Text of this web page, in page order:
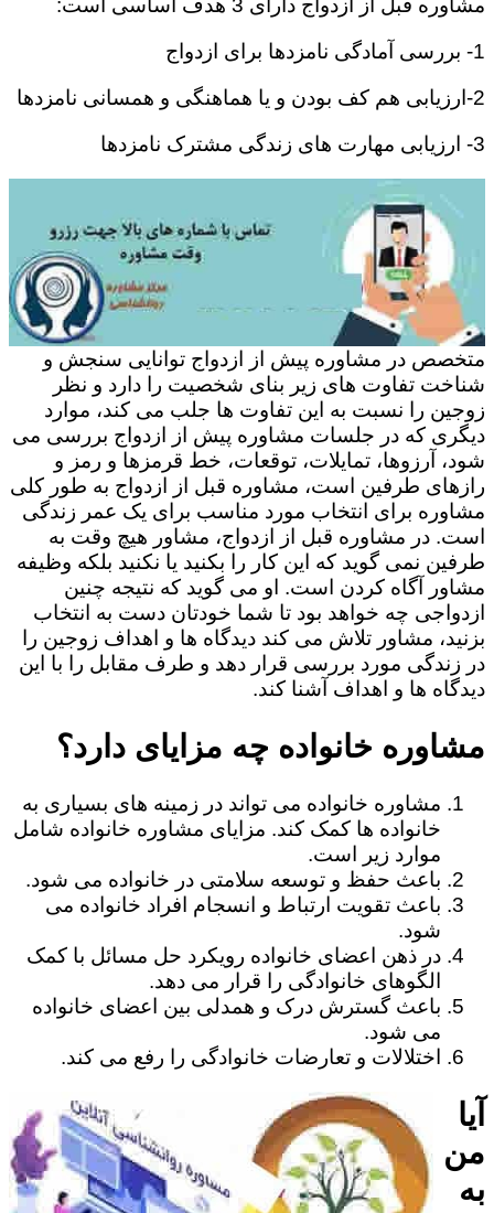
مشاوره قبل از ازدواج دارای 3 هدف اساسی است:
1- بررسی آمادگی نامزدها برای ازدواج
2-ارزیابی هم کف بودن و یا هماهنگی و همسانی نامزدها
3- ارزیابی مهارت های زندگی مشترک نامزدها
متخصص در مشاوره پیش از ازدواج توانایی سنجش و
شناخت تفاوت های زیر بنای شخصیت را دارد و نظر
زوجین را نسبت به این تفاوت ها جلب می کند، موارد
دیگری که در جلسات مشاوره پیش از ازدواج بررسی می
شود، آرزوها، تمایلات، توقعات، خط قرمزها و رمز و
رازهای طرفین است، مشاوره قبل از ازدواج به طور کلی
مشاوره برای انتخاب مورد مناسب برای یک عمر زندگی
است. در مشاوره قبل از ازدواج، مشاور هیچ وقت به
طرفین نمی گوید که این کار را بکنید یا نکنید بلکه وظیفه
مشاور آگاه کردن است. او می گوید که نتیجه چنین
ازدواجی چه خواهد بود تا شما خودتان دست به انتخاب
بزنید، مشاور تلاش می کند دیدگاه ها و اهداف زوجین را
در زندگی مورد بررسی قرار دهد و طرف مقابل را با این
دیدگاه ها و اهداف آشنا کند.
مشاوره خانواده چه مزایای دارد؟
مشاوره خانواده می تواند در زمینه های بسیاری به
خانواده ها کمک کند. مزایای مشاوره خانواده شامل
موارد زیر است.
باعث حفظ و توسعه سلامتی در خانواده می شود.
باعث تقویت ارتباط و انسجام افراد خانواده می
شود.
در ذهن اعضای خانواده رویکرد حل مسائل با کمک
الگوهای خانوادگی را قرار می دهد.
باعث گسترش درک و همدلی بین اعضای خانواده
می شود.
اختلالات و تعارضات خانوادگی را رفع می کند.
آیا
من
به